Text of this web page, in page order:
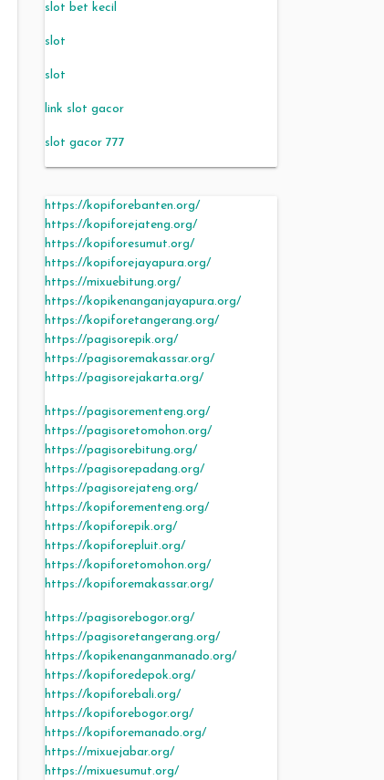
slot bet kecil
slot
slot
link slot gacor
slot gacor 777
https://kopiforebanten.org/
https://kopiforejateng.org/
https://kopiforesumut.org/
https://kopiforejayapura.org/
https://mixuebitung.org/
https://kopikenanganjayapura.org/
https://kopiforetangerang.org/
https://pagisorepik.org/
https://pagisoremakassar.org/
https://pagisorejakarta.org/
https://pagisorementeng.org/
https://pagisoretomohon.org/
https://pagisorebitung.org/
https://pagisorepadang.org/
https://pagisorejateng.org/
https://kopiforementeng.org/
https://kopiforepik.org/
https://kopiforepluit.org/
https://kopiforetomohon.org/
https://kopiforemakassar.org/
https://pagisorebogor.org/
https://pagisoretangerang.org/
https://kopikenanganmanado.org/
https://kopiforedepok.org/
https://kopiforebali.org/
https://kopiforebogor.org/
https://kopiforemanado.org/
https://mixuejabar.org/
https://mixuesumut.org/